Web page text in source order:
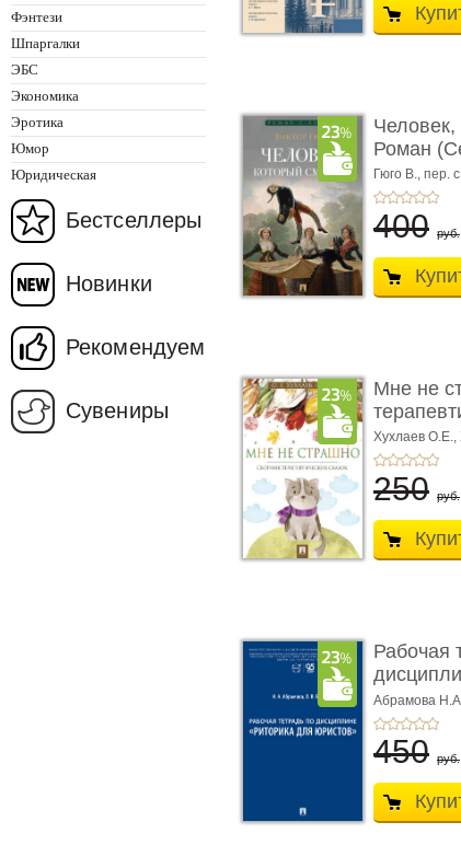
Фэнтези
Шпаргалки
ЭБС
Экономика
Эротика
Юмор
Юридическая
Бестселлеры
Новинки
Рекомендуем
Сувениры
Человек,
Роман
Гюго В., пер.
400 руб.
Мне не
Хухлаев О.Е.,
250 руб.
Рабочая
ю� ...
Абрамова
450 руб.